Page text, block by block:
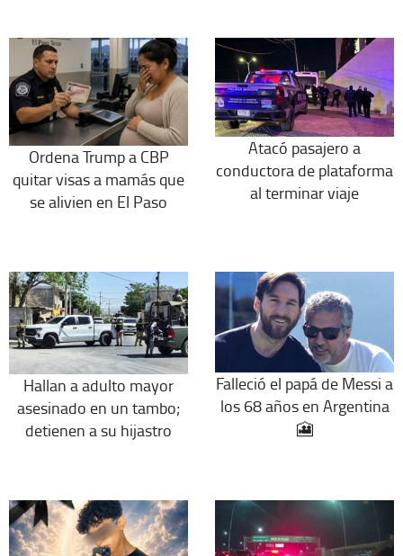
Ordena Trump a CBP
quitar visas a mamás que
se alivien en El Paso
Atacó pasajero a
conductora de plataforma
al terminar viaje
Hallan a adulto mayor
asesinado en un tambo;
detienen a su hijastro
Falleció el papá de Messi a
los 68 años en Argentina
🎦